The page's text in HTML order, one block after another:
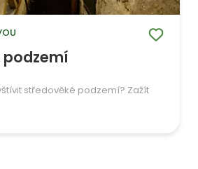
středověké podzemí? Zažít